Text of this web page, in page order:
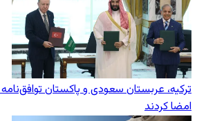
ترکیه، عربستان سعودی و پاکستان
امضا کردند